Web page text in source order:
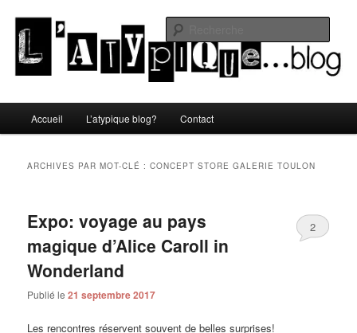
contenu
principal
contenu
secondaireL'atypique blog
principal
Accueil L’atypique blog? Contact
ARCHIVES PAR MOT-CLÉ :CONCEPT STORE GALERIE TOULON
Expo: voyage au pays
magique d’Alice Caroll in
Wonderland
Publié le21 septembre 2017
2
Les rencontres réservent souvent de belles surprises!